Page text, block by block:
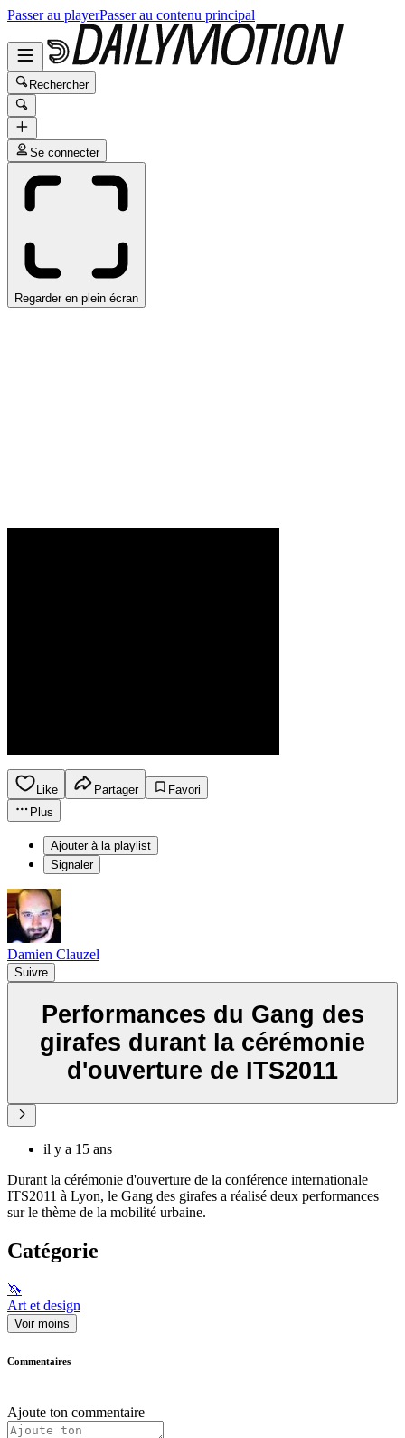
Passer au playerPasser au contenu principal
Rechercher
Se connecter
Regarder en plein écran
Like Partager
Favori
Plus
Ajouter à la playlist
Signaler
Damien Clauzel
Suivre
Performances du Gang des
girafes durant la cérémonie
d'ouverture de ITS2011
il y a 15 ans
Durant la cérémonie d'ouverture de la conférence internationale
ITS2011 à Lyon, le Gang des girafes a réalisé deux performances
sur le thème de la mobilité urbaine.
Catégorie
🦄
Art et design
Voir moins
Commentaires
Ajoute ton commentaire